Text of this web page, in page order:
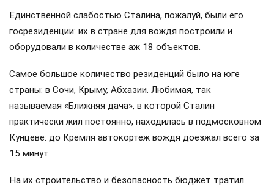
Единственной слабостью Сталина, пожалуй, были его
госрезиденции: их в стране для вождя построили и
оборудовали в количестве аж 18 объектов.
Самое большое количество резиденций было на юге
страны: в Сочи, Крыму, Абхазии. Любимая, так
называемая «Ближняя дача», в которой Сталин
практически жил постоянно, находилась в подмосковном
Кунцеве: до Кремля автокортеж вождя доезжал всего за
15 минут.
На их строительство и безопасность бюджет тратил